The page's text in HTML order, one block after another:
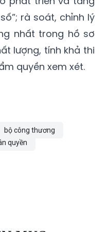
nhất trong hồ sơ
lượng, tính khả thi
quyền xem xét.